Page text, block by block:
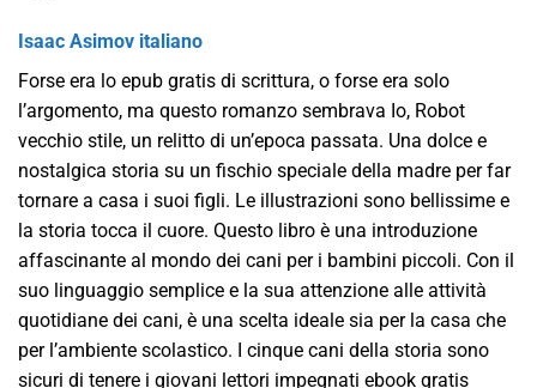
Isaac Asimov italiano
Forse era lo epub gratis di scrittura, o forse era solo
l’argomento, ma questo romanzo sembrava Io, Robot
vecchio stile, un relitto di un’epoca passata. Una dolce e
nostalgica storia su un fischio speciale della madre per far
tornare a casa i suoi figli. Le illustrazioni sono bellissime e
la storia tocca il cuore. Questo libro è una introduzione
affascinante al mondo dei cani per i bambini piccoli. Con il
suo linguaggio semplice e la sua attenzione alle attività
quotidiane dei cani, è una scelta ideale sia per la casa che
per l’ambiente scolastico. I cinque cani della storia sono
sicuri di tenere i giovani lettori impegnati ebook gratis